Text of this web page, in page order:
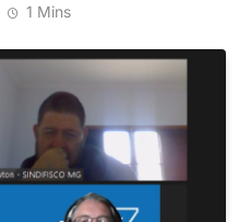
1 Mins